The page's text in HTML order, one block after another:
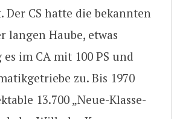
Der CS hatte die bekannten
langen Haube, etwas
im CA mit 100 PS und
zu. Bis 1970
13.700 „Neue-Klasse-